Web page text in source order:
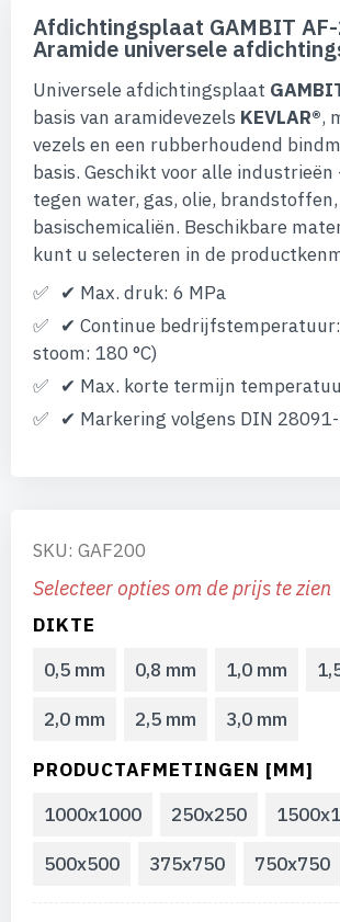
naar
begin
afbeeldingen-
Afdichtingsplaat GAMBIT
Aramide universele
Universele afdichtingsplaat
basis van aramidevezels KEVLAR®,
vezels en een rubberhoudend
basis. Geschikt voor alle
tegen water, gas, olie,
basischemicaliën. Beschikbare
kunt u selecteren in de
✔ Max. druk: 6 MPa
✔ Continue bedrijfstemperatuur:
stoom: 180 °C)
✔ Max. korte termijn
✔ Markering volgens DIN
SKU: GAF200
Selecteer opties om de prijs te zien
DIKTE
0,5 mm
0,8 mm 1,0 mm
2,0 mm 2,5 mm 3,0 mm
PRODUCTAFMETINGEN [MM]
1000x1000
250x250
500x500 375x750 750x750